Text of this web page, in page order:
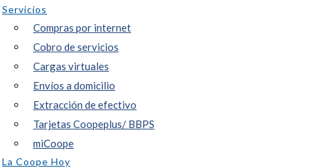
Servicios
Compras por internet
Cobro de servicios
Cargas virtuales
Envíos a domicilio
Extracción de efectivo
Tarjetas Coopeplus/ BBPS
miCoope
La Coope Hoy